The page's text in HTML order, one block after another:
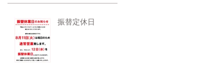
振替定休日